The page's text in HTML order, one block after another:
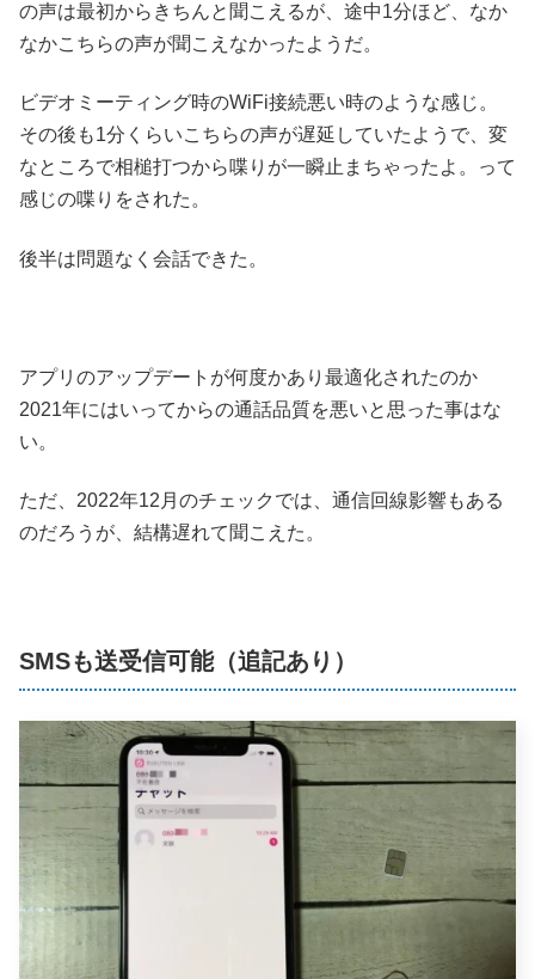
の声は最初からきちんと聞こえるが、途中1分ほど、なか
なかこちらの声が聞こえなかったようだ。
ビデオミーティング時のWiFi接続悪い時のような感じ。
その後も1分くらいこちらの声が遅延していたようで、変
なところで相槌打つから喋りが一瞬止まちゃったよ。って
感じの喋りをされた。
後半は問題なく会話できた。
アプリのアップデートが何度かあり最適化されたのか
2021年にはいってからの通話品質を悪いと思った事はな
い。
ただ、2022年12月のチェックでは、通信回線影響もある
のだろうが、結構遅れて聞こえた。
SMSも送受信可能（追記あり）